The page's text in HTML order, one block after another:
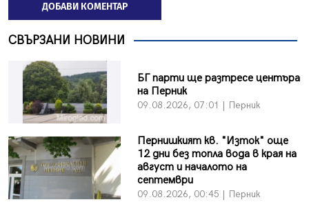
ДОБАВИ КОМЕНТАР
СВЪРЗАНИ НОВИНИ
БГ парти ще разтресе центъра
на Перник
09.08.2026, 07:01 | Перник
Пернишкият кв. "Изток" още
12 дни без топла вода в края на
август и началото на
септември
09.08.2026, 00:45 | Перник